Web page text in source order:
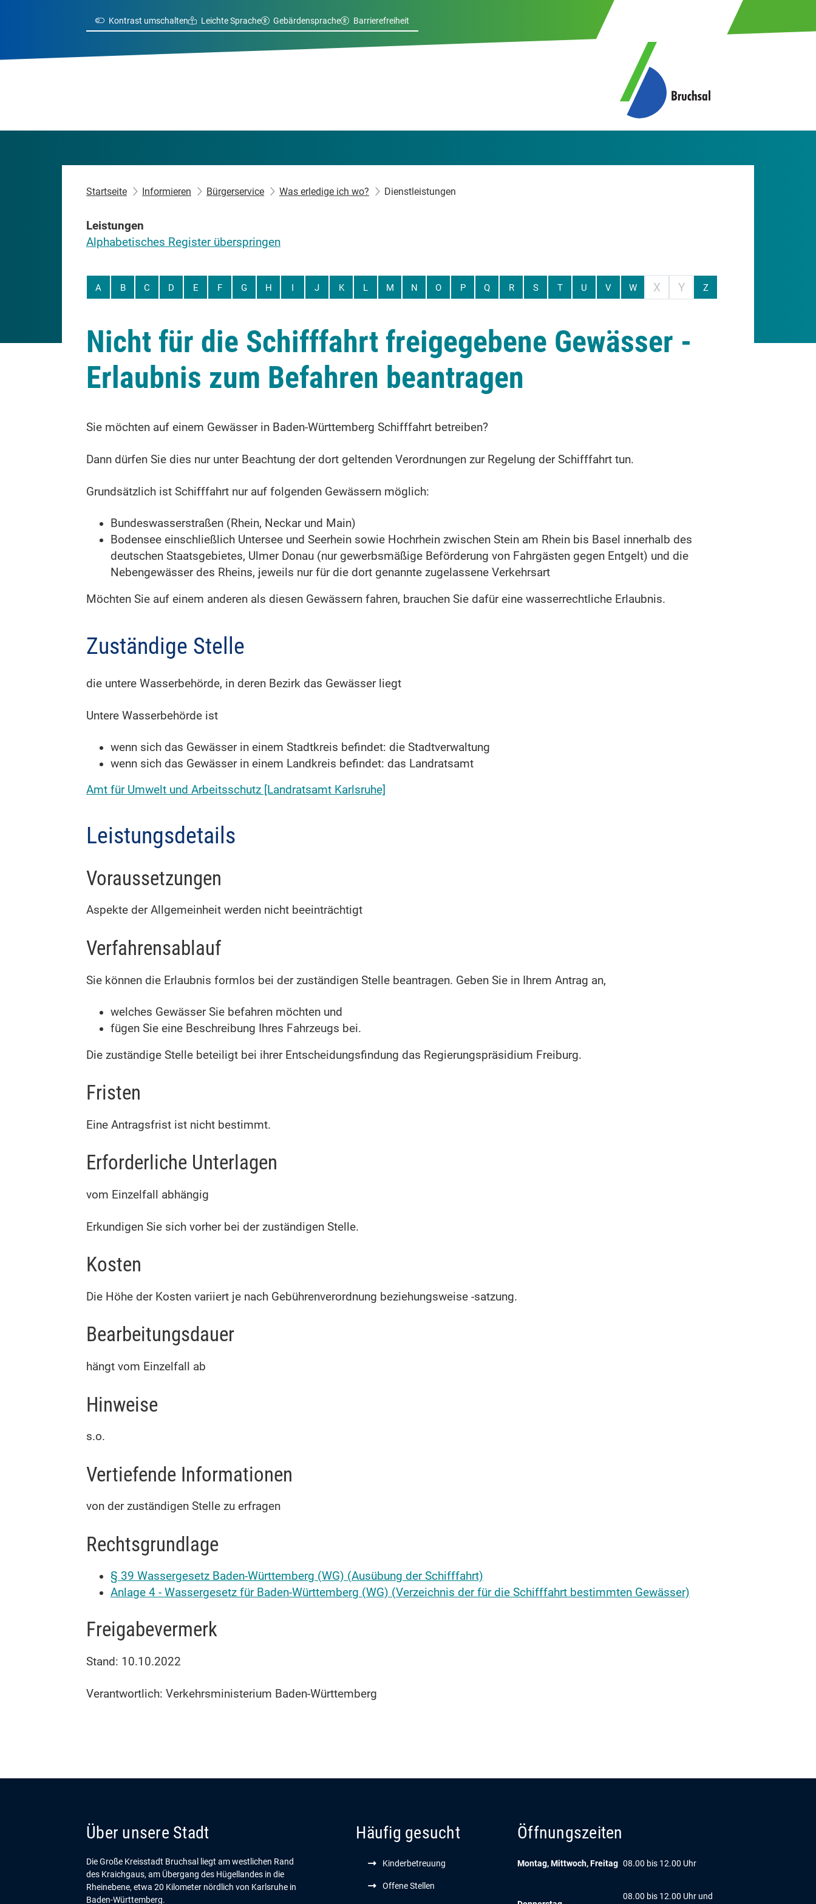
Kontrast umschalten Leichte Sprache Gebärdensprache Barrierefreiheit
Startseite Informieren Bürgerservice Was erledige ich wo? Dienstleistungen
Leistungen
Alphabetisches Register überspringen
A B C D E F G H I J K L M N O P Q R S T U V W X Y Z
Nicht für die Schifffahrt freigegebene Gewässer -
Erlaubnis zum Befahren beantragen
Sie möchten auf einem Gewässer in Baden-Württemberg Schifffahrt betreiben?
Dann dürfen Sie dies nur unter Beachtung der dort geltenden Verordnungen zur Regelung der Schifffahrt tun.
Grundsätzlich ist Schifffahrt nur auf folgenden Gewässern möglich:
Bundeswasserstraßen (Rhein, Neckar und Main)
Bodensee einschließlich Untersee und Seerhein sowie Hochrhein zwischen Stein am Rhein bis Basel innerhalb des
deutschen Staatsgebietes, Ulmer Donau (nur gewerbsmäßige Beförderung von Fahrgästen gegen Entgelt) und die
Nebengewässer des Rheins, jeweils nur für die dort genannte zugelassene Verkehrsart
Möchten Sie auf einem anderen als diesen Gewässern fahren, brauchen Sie dafür eine wasserrechtliche Erlaubnis.
Zuständige Stelle
die untere Wasserbehörde, in deren Bezirk das Gewässer liegt
Untere Wasserbehörde ist
wenn sich das Gewässer in einem Stadtkreis befindet: die Stadtverwaltung
wenn sich das Gewässer in einem Landkreis befindet: das Landratsamt
Amt für Umwelt und Arbeitsschutz [Landratsamt Karlsruhe]
Leistungsdetails
Voraussetzungen
Aspekte der Allgemeinheit werden nicht beeinträchtigt
Verfahrensablauf
Sie können die Erlaubnis formlos bei der zuständigen Stelle beantragen. Geben Sie in Ihrem Antrag an,
welches Gewässer Sie befahren möchten und
fügen Sie eine Beschreibung Ihres Fahrzeugs bei.
Die zuständige Stelle beteiligt bei ihrer Entscheidungsfindung das Regierungspräsidium Freiburg.
Fristen
Eine Antragsfrist ist nicht bestimmt.
Erforderliche Unterlagen
vom Einzelfall abhängig
Erkundigen Sie sich vorher bei der zuständigen Stelle.
Kosten
Die Höhe der Kosten variiert je nach Gebührenverordnung beziehungsweise -satzung.
Bearbeitungsdauer
hängt vom Einzelfall ab
Hinweise
s.o.
Vertiefende Informationen
von der zuständigen Stelle zu erfragen
Rechtsgrundlage
§ 39 Wassergesetz Baden-Württemberg (WG) (Ausübung der Schifffahrt)
Anlage 4 - Wassergesetz für Baden-Württemberg (WG) (Verzeichnis der für die Schifffahrt bestimmten Gewässer)
Freigabevermerk
Stand: 10.10.2022
Verantwortlich: Verkehrsministerium Baden-Württemberg
Über unsere Stadt
Die Große Kreisstadt Bruchsal liegt am westlichen Rand
des Kraichgaus, am Übergang des Hügellandes in die
Rheinebene, etwa 20 Kilometer nördlich von Karlsruhe in
Baden-Württemberg.
Häufig gesucht
Kinderbetreuung
Offene Stellen
Öffnungszeiten
Montag, Mittwoch, Freitag 08.00 bis 12.00 Uhr
08.00 bis 12.00 Uhr und